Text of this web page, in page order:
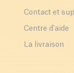
Contact et
Centre d'aide
La livraison